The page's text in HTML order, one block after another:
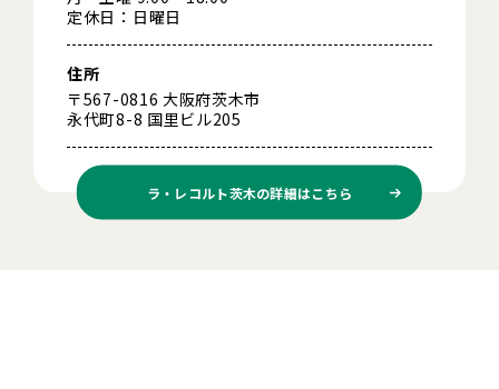
定休日：日曜日
住所
〒567-0816 大阪府茨木市
永代町8-8 国里ビル205
ラ・レコルト茨木の詳細はこちら